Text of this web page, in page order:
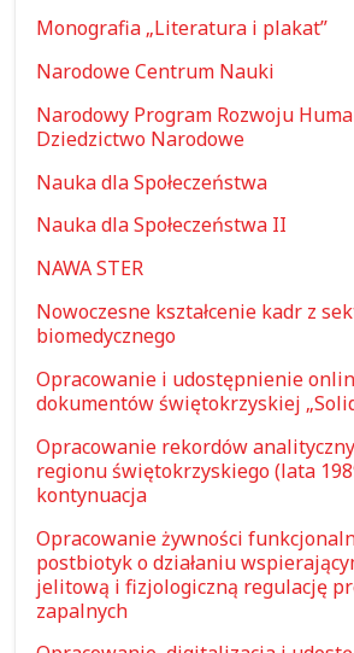
Monografia „Literatura i plakat”
Narodowe Centrum Nauki
Narodowy Program Rozwoju
Dziedzictwo Narodowe
Nauka dla Społeczeństwa
Nauka dla Społeczeństwa II
NAWA STER
Nowoczesne kształcenie kadr z
biomedycznego
Opracowanie i udostępnienie
dokumentów świętokrzyskiej
Opracowanie rekordów
regionu świętokrzyskiego (lata
kontynuacja
Opracowanie żywności
postbiotyk o działaniu
jelitową i fizjologiczną regulację
zapalnych